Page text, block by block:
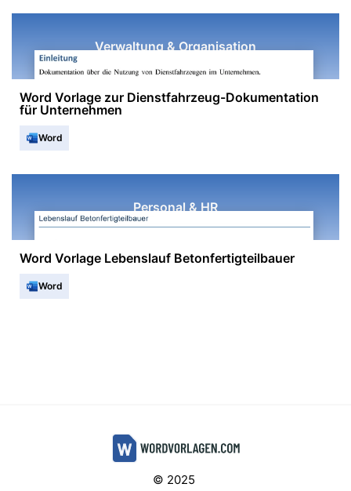
Verwaltung & Organisation
Word Vorlage zur Dienstfahrzeug-Dokumentation
für Unternehmen
Word
Personal & HR
Word Vorlage Lebenslauf Betonfertigteilbauer
Word
© 2025